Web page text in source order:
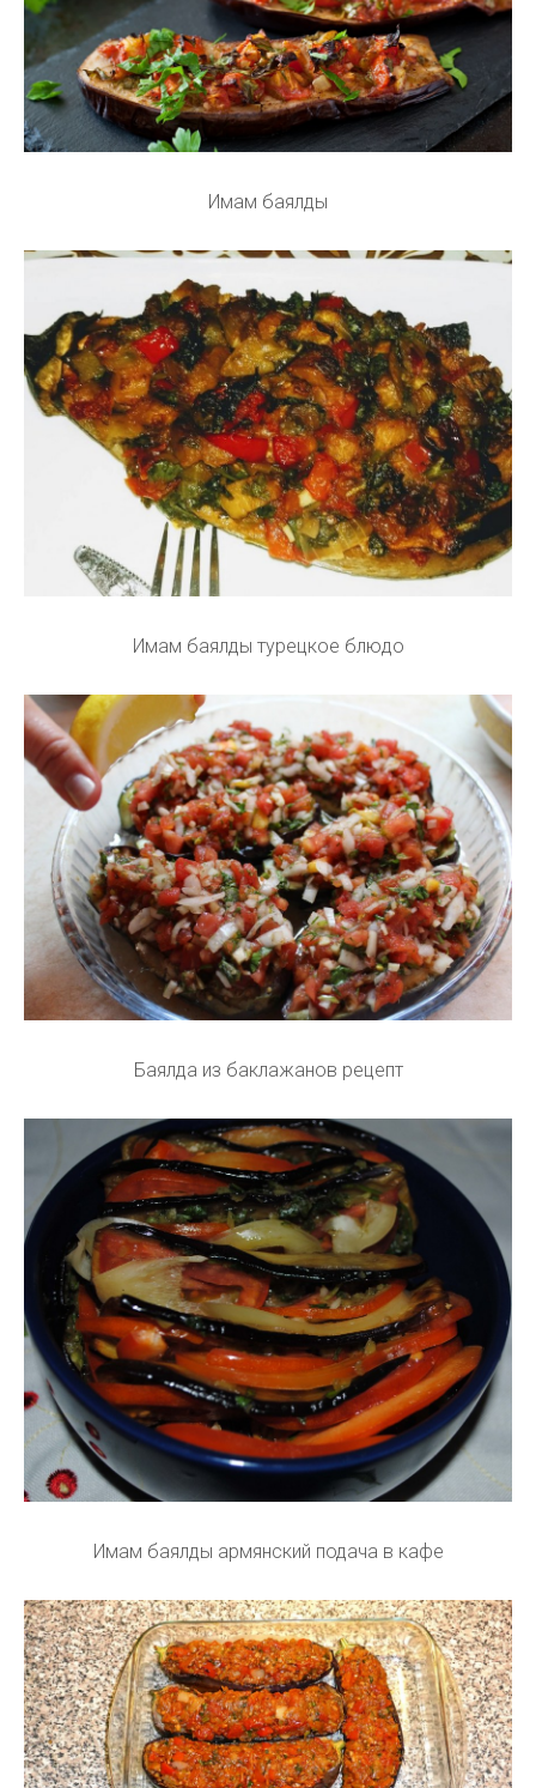
Имам баялды
Имам баялды турецкое блюдо
Баялда из баклажанов рецепт
Имам баялды армянский подача в кафе